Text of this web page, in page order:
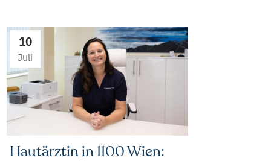
10
Juli
Hautärztin in 1100 Wien: